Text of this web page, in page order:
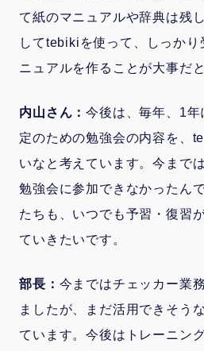
て紙のマニュアルや辞典は残
してtebikiを使って、しっか
ニュアルを作ることが大事だ
内山さん：今後は、毎年、1
定のための勉強会の内容を、
いなと考えています。今まで
勉強会に参加できなかったん
たちも、いつでも予習・復習
ていきたいです。
部長： 今まではチェッカー業
ましたが、まだ活用できそう
ています。今後はトレーニン